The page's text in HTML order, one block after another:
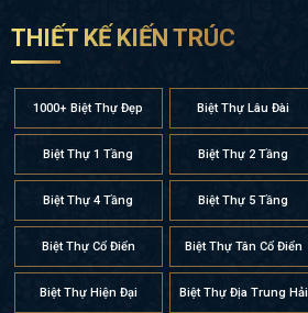
THIẾT KẾ KIẾN TRÚC
1000+ Biệt Thự Đẹp Biệt Thự Lâu Đài
Biệt Thự 1 Tầng Biệt Thự 2 Tầng
Biệt Thự 4 Tầng Biệt Thự 5 Tầng
Biệt Thự Cổ Điển Biệt Thự Tân Cổ Điển
Biệt Thự Hiện Đại Biệt Thự Địa Trung Hải